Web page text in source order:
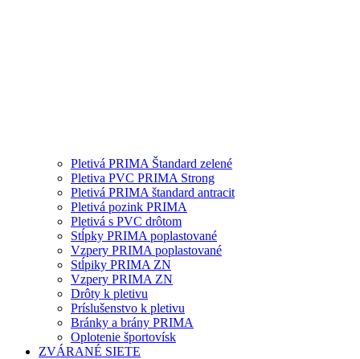
Pletivá PRIMA Štandard zelené
Pletiva PVC PRIMA Strong
Pletivá PRIMA štandard antracit
Pletivá pozink PRIMA
Pletivá s PVC drôtom
Stĺpky PRIMA poplastované
Vzpery PRIMA poplastované
Stĺpiky PRIMA ZN
Vzpery PRIMA ZN
Drôty k pletivu
Príslušenstvo k pletivu
Bránky a brány PRIMA
Oplotenie športovísk
ZVÁRANÉ SIETE